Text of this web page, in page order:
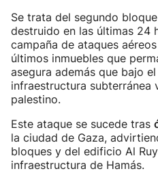
Se trata del segundo
destruido en las últimas 24
campaña de ataques
últimos inmuebles que
asegura además que bajo
infraestructura subterránea
palestino.
Este ataque se sucede tras
la ciudad de Gaza,
bloques y del edificio Al
infraestructura de Hamás.